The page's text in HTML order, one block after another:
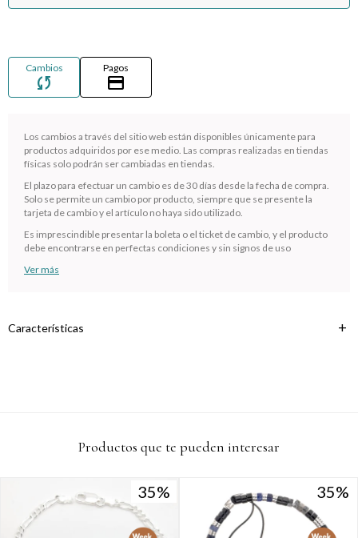
Cambios
sync
Pagos
credit_card
Los cambios a través del sitio web están disponibles únicamente para
productos adquiridos por ese medio. Las compras realizadas en tiendas
físicas solo podrán ser cambiadas en tiendas.
El plazo para efectuar un cambio es de 30 días desde la fecha de compra.
Solo se permite un cambio por producto, siempre que se presente la
tarjeta de cambio y el artículo no haya sido utilizado.
Es imprescindible presentar la boleta o el ticket de cambio, y el producto
debe encontrarse en perfectas condiciones y sin signos de uso
Ver más
Características
Productos que te pueden interesar
35
35 35
35
Comprá ahora y Pagá
Después, hasta en 12
¡Sumate a la forma más ágil de comprar!
Comprá en 3 cuotas sin recargo o hasta en 12
cuotas * ¡Solo con tu cédula!
* sujeto aprobación crediticia.
Después:
Estás calificado para comprar usando Pago